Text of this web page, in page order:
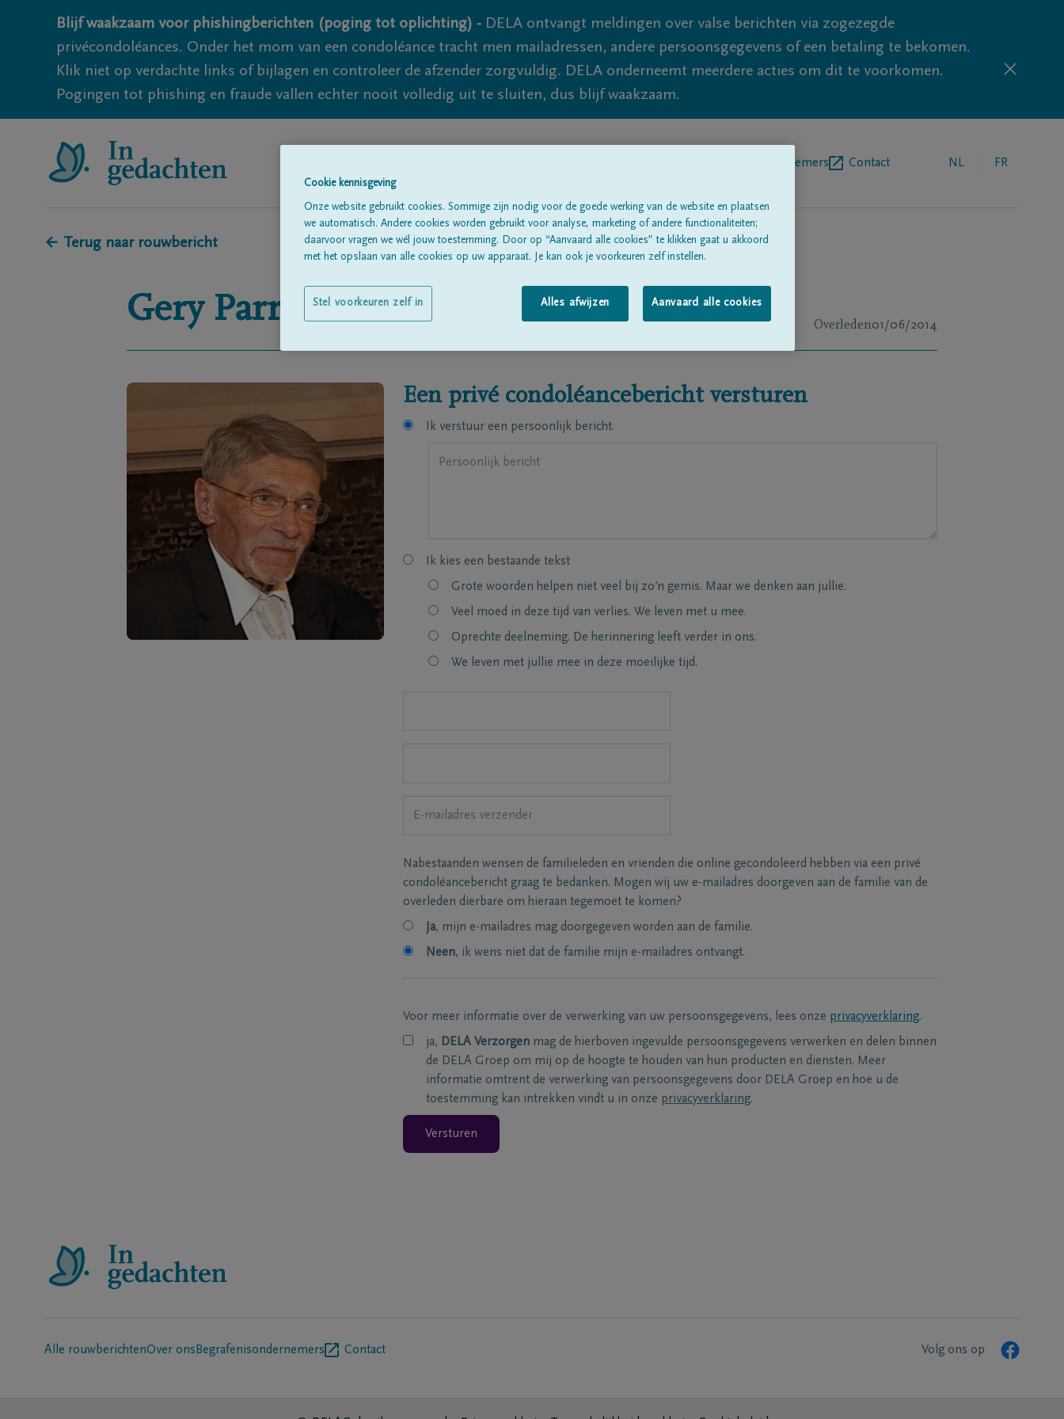
Blijf waakzaam voor phishingberichten (poging tot oplichting) - DELA ontvangt meldingen over valse berichten via zogezegde
privécondoléances. Onder het mom van een condoléance tracht men mailadressen, andere persoonsgegevens of een betaling te bekomen.
Klik niet op verdachte links of bijlagen en controleer de afzender zorgvuldig. DELA onderneemt meerdere acties om dit te voorkomen.
Pogingen tot phishing en fraude vallen echter nooit volledig uit te sluiten, dus blijf waakzaam.
Begrafenisondernemers Contact NL FR
← Terug naar rouwbericht
Gery Parrein Overleden01/06/2014
Een privé condoléancebericht versturen
Ik verstuur een persoonlijk bericht.
Ik kies een bestaande tekst
Grote woorden helpen niet veel bij zo’n gemis. Maar we denken aan jullie.
Veel moed in deze tijd van verlies. We leven met u mee.
Oprechte deelneming. De herinnering leeft verder in ons.
We leven met jullie mee in deze moeilijke tijd.
Nabestaanden wensen de familieleden en vrienden die online gecondoleerd hebben via een privé
condoléancebericht graag te bedanken. Mogen wij uw e-mailadres doorgeven aan de familie van de
overleden dierbare om hieraan tegemoet te komen?
Ja, mijn e-mailadres mag doorgegeven worden aan de familie.
Neen, ik wens niet dat de familie mijn e-mailadres ontvangt.
Voor meer informatie over de verwerking van uw persoonsgegevens, lees onze privacyverklaring.
ja, DELA Verzorgen mag de hierboven ingevulde persoonsgegevens verwerken en delen binnen
de DELA Groep om mij op de hoogte te houden van hun producten en diensten. Meer
informatie omtrent de verwerking van persoonsgegevens door DELA Groep en hoe u de
toestemming kan intrekken vindt u in onze privacyverklaring.
Versturen
Alle rouwberichtenOver ons Begrafenisondernemers Contact Volg ons op
Cookie kennisgeving
Onze website gebruikt cookies. Sommige zijn nodig voor de goede werking van de website en plaatsen
we automatisch. Andere cookies worden gebruikt voor analyse, marketing of andere functionaliteiten;
daarvoor vragen we wél jouw toestemming. Door op “Aanvaard alle cookies” te klikken gaat u akkoord
met het opslaan van alle cookies op uw apparaat. Je kan ook je voorkeuren zelf instellen.
Alles afwijzen Aanvaard alle cookies
Stel voorkeuren zelf in